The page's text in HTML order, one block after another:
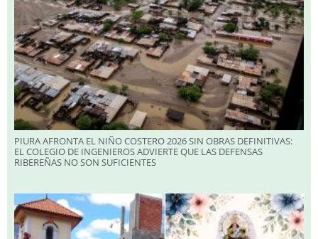
PIURA AFRONTA EL NIÑO COSTERO 2026 SIN OBRAS DEFINITIVAS:
EL COLEGIO DE INGENIEROS ADVIERTE QUE LAS DEFENSAS
RIBEREÑAS NO SON SUFICIENTES